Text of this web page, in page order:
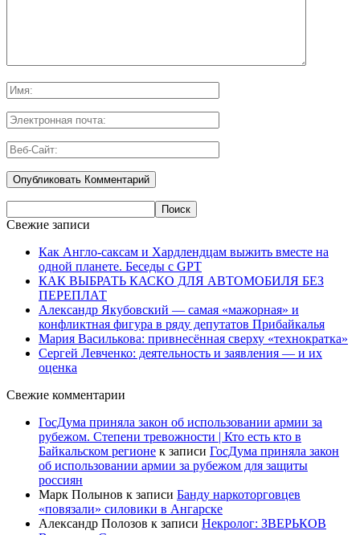
Свежие записи
Как Англо-саксам и Хардлендцам выжить вместе на
одной планете. Беседы с GPT
КАК ВЫБРАТЬ КАСКО ДЛЯ АВТОМОБИЛЯ БЕЗ
ПЕРЕПЛАТ
Александр Якубовский — самая «мажорная» и
конфликтная фигура в ряду депутатов Прибайкалья
Мария Василькова: привнесённая сверху «технократка»
Сергей Левченко: деятельность и заявления — и их
оценка
Свежие комментарии
ГосДума приняла закон об использовании армии за
рубежом. Степени тревожности | Кто есть кто в
Байкальском регионе к записи ГосДума приняла закон
об использовании армии за рубежом для защиты
россиян
Марк Полынов к записи Банду наркоторговцев
«повязали» силовики в Ангарске
Александр Полозов к записи Некролог: ЗВЕРЬКОВ